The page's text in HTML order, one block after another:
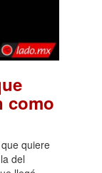
como
quiere
del